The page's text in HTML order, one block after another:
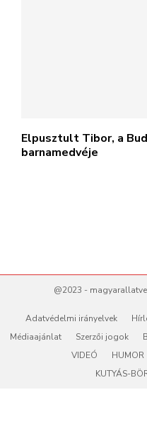
Elpusztult Tibor, a
barnamedvéje
@2023 -
Adatvédelmi irányelvek
Médiaajánlat
Szerzői jogok
VIDEÓ
HUMOR
KUTYÁS-